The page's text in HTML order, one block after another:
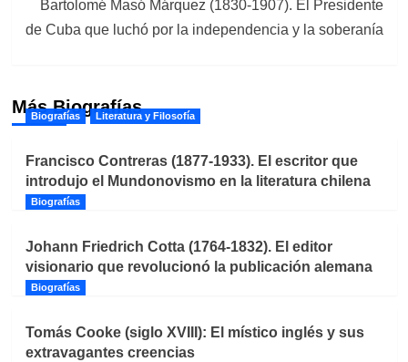
Bartolomé Masó Márquez (1830-1907). El Presidente
de Cuba que luchó por la independencia y la soberanía
Más Biografías
Biografías Literatura y Filosofía
Francisco Contreras (1877-1933). El escritor que
introdujo el Mundonovismo en la literatura chilena
Biografías
Johann Friedrich Cotta (1764-1832). El editor
visionario que revolucionó la publicación alemana
Biografías
Tomás Cooke (siglo XVIII): El místico inglés y sus
extravagantes creencias